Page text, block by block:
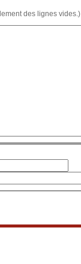
des lignes vides.)